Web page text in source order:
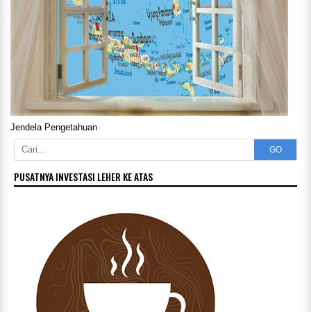
Jendela Pengetahuan
GO
PUSATNYA INVESTASI LEHER KE ATAS